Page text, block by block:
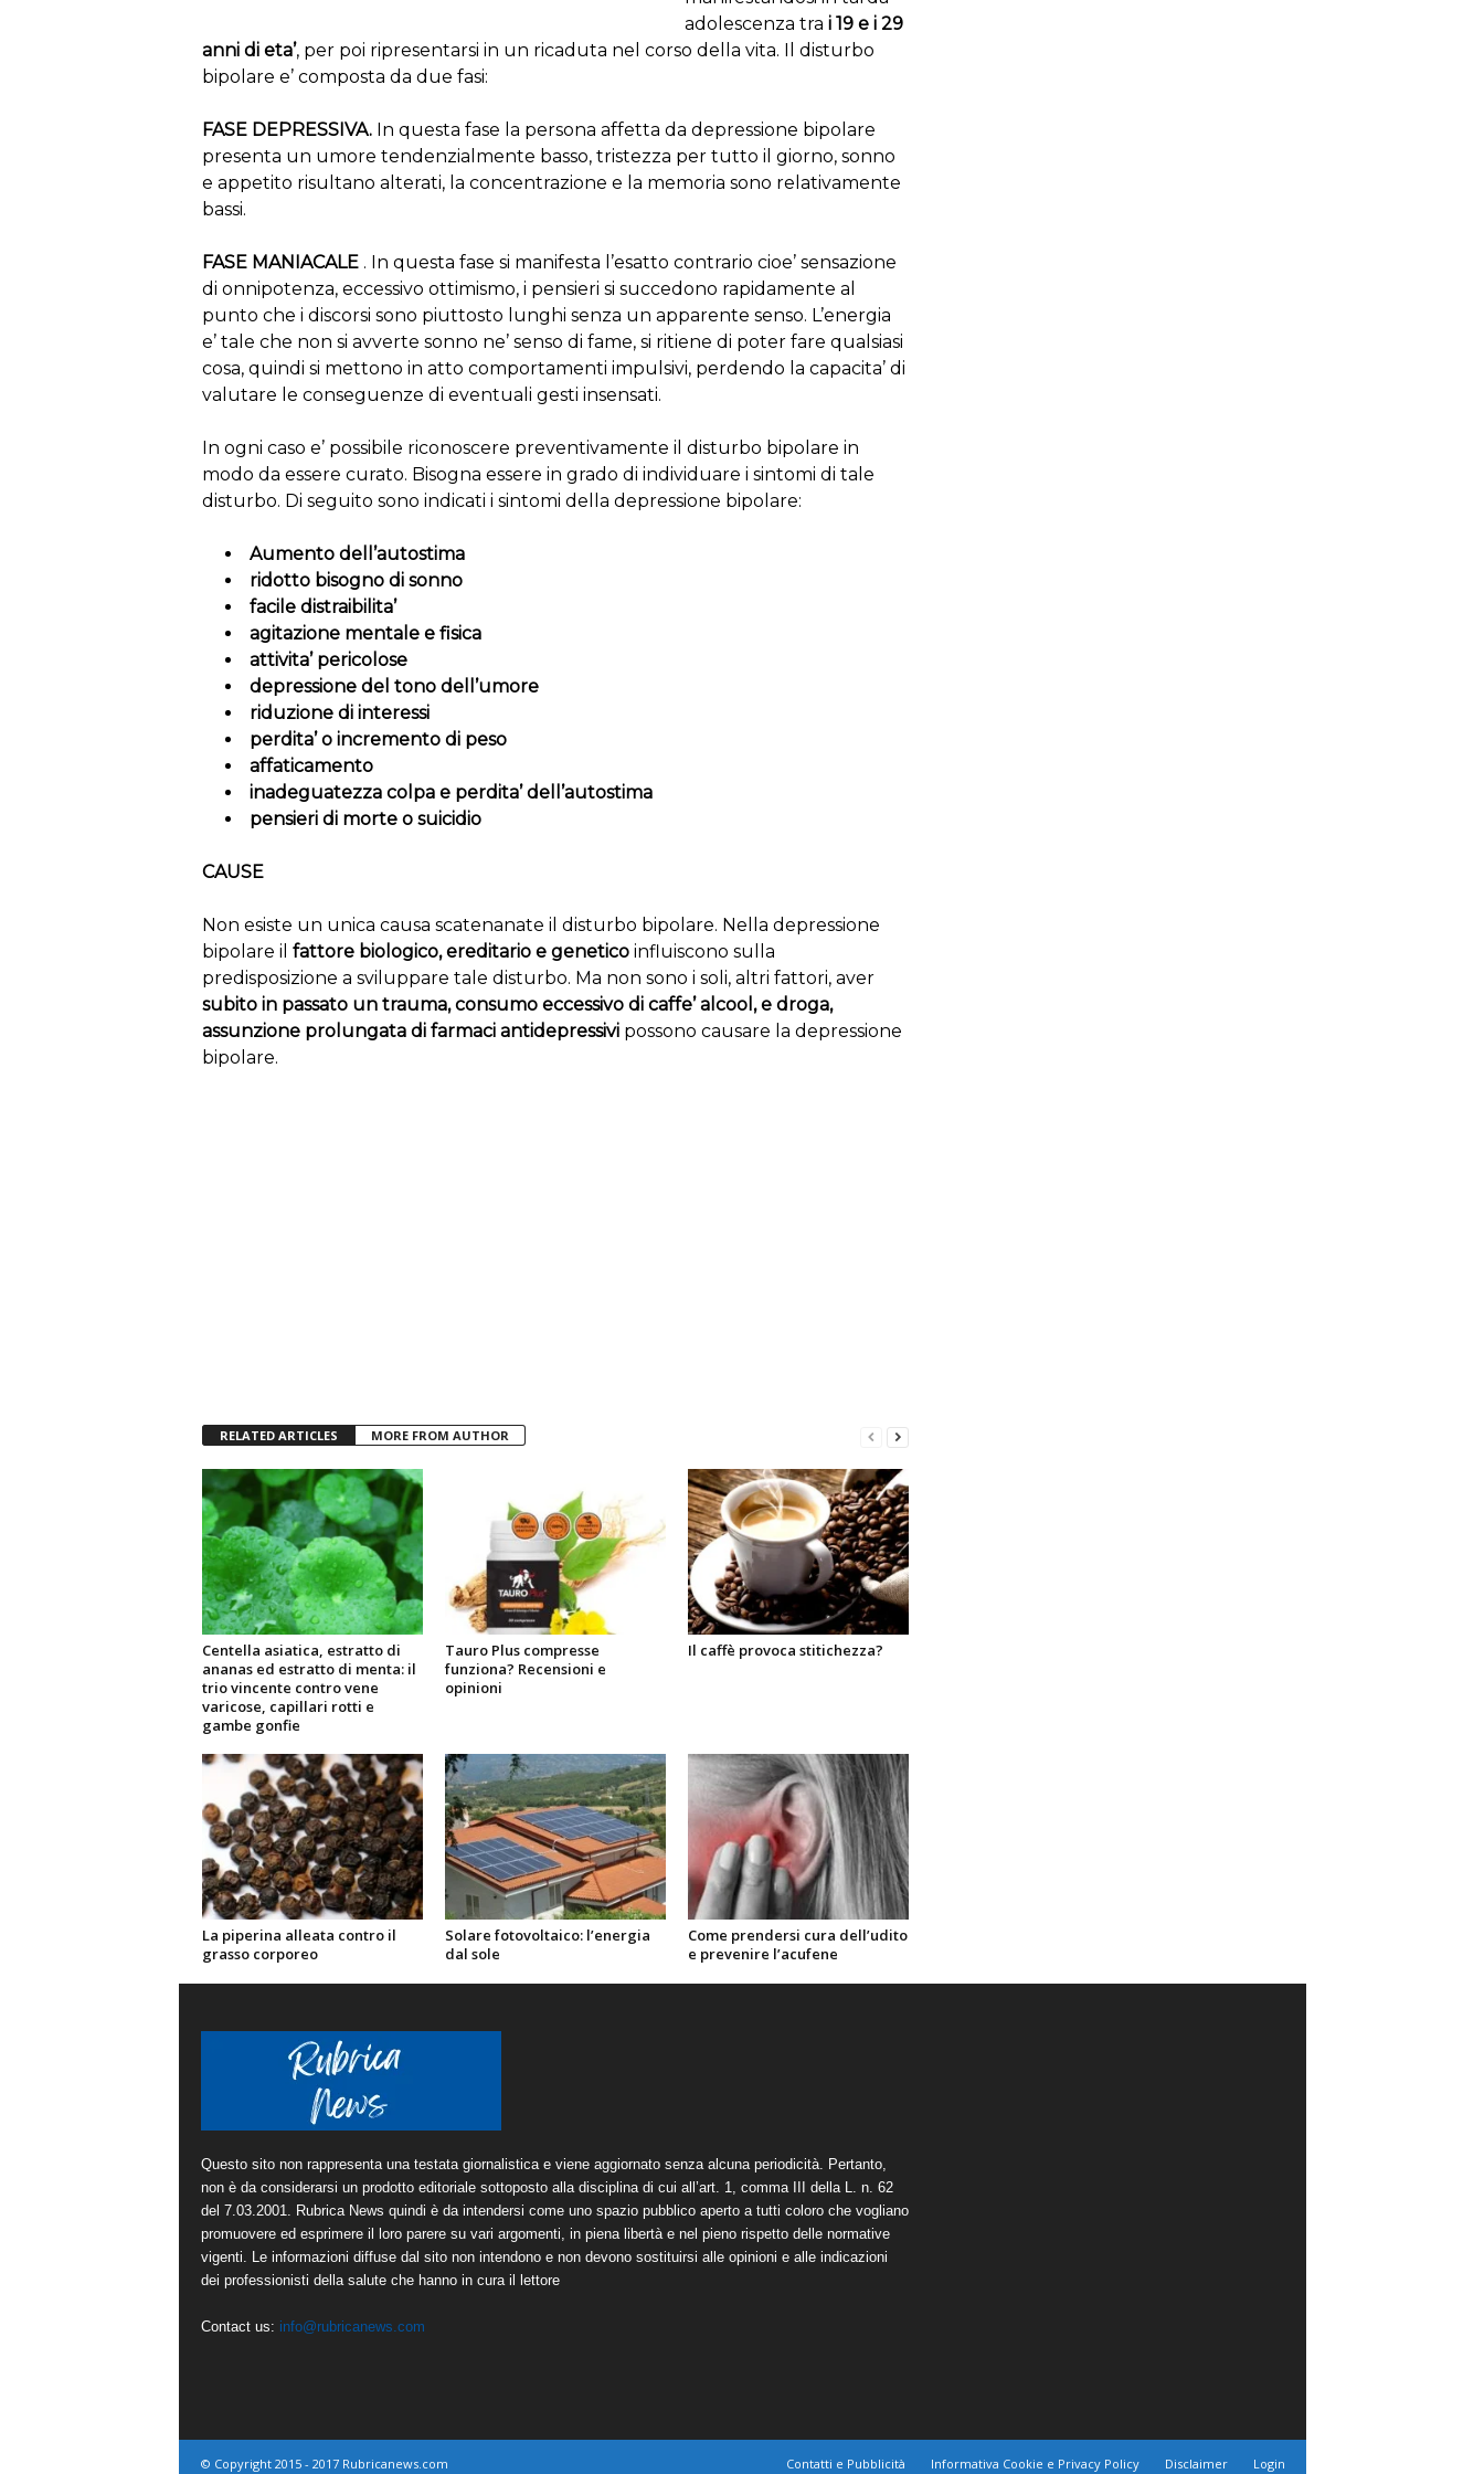
adolescenza tra i 19 e i 29
anni di eta’, per poi ripresentarsi in un ricaduta nel corso della vita. Il disturbo
bipolare e’ composta da due fasi:
FASE DEPRESSIVA. In questa fase la persona affetta da depressione bipolare
presenta un umore tendenzialmente basso, tristezza per tutto il giorno, sonno
e appetito risultano alterati, la concentrazione e la memoria sono relativamente
bassi.
FASE MANIACALE. In questa fase si manifesta l’esatto contrario cioe’ sensazione
di onnipotenza, eccessivo ottimismo, i pensieri si succedono rapidamente al
punto che i discorsi sono piuttosto lunghi senza un apparente senso. L’energia
e’ tale che non si avverte sonno ne’ senso di fame, si ritiene di poter fare qualsiasi
cosa, quindi si mettono in atto comportamenti impulsivi, perdendo la capacita’ di
valutare le conseguenze di eventuali gesti insensati.
In ogni caso e’ possibile riconoscere preventivamente il disturbo bipolare in
modo da essere curato. Bisogna essere in grado di individuare i sintomi di tale
disturbo. Di seguito sono indicati i sintomi della depressione bipolare:
Aumento dell’autostima
ridotto bisogno di sonno
facile distraibilita’
agitazione mentale e fisica
attivita’ pericolose
depressione del tono dell’umore
riduzione di interessi
perdita’ o incremento di peso
affaticamento
inadeguatezza colpa e perdita’ dell’autostima
pensieri di morte o suicidio
CAUSE
Non esiste un unica causa scatenanate il disturbo bipolare. Nella depressione
bipolare il fattore biologico, ereditario e geneticoinfluiscono sulla
predisposizione a sviluppare tale disturbo. Ma non sono i soli, altri fattori, aver
subito in passato un trauma, consumo eccessivo di caffe’ alcool, e droga,
assunzione prolungata di farmaci antidepressivipossono causare la depressione
bipolare.
RELATED ARTICLES MORE FROM AUTHOR
Centella asiatica, estratto di
ananas ed estratto di menta: il
trio vincente contro vene
varicose, capillari rotti e
gambe gonfie
Tauro Plus compresse
funziona? Recensioni e
opinioni
Il caffè provoca stitichezza?
La piperina alleata contro il
grasso corporeo
Solare fotovoltaico: l’energia
dal sole
Come prendersi cura dell’udito
e prevenire l’acufene
Questo sito non rappresenta una testata giornalistica e viene aggiornato senza alcuna periodicità. Pertanto,
non è da considerarsi un prodotto editoriale sottoposto alla disciplina di cui all’art. 1, comma III della L. n. 62
del 7.03.2001. Rubrica News quindi è da intendersi come uno spazio pubblico aperto a tutti coloro che vogliano
promuovere ed esprimere il loro parere su vari argomenti, in piena libertà e nel pieno rispetto delle normative
vigenti. Le informazioni diffuse dal sito non intendono e non devono sostituirsi alle opinioni e alle indicazioni
dei professionisti della salute che hanno in cura il lettore
Contact us: info@rubricanews.com
Contatti e Pubblicità Informativa Cookie e Privacy Policy Disclaimer Login
© Copyright 2015 - 2017 Rubricanews.com